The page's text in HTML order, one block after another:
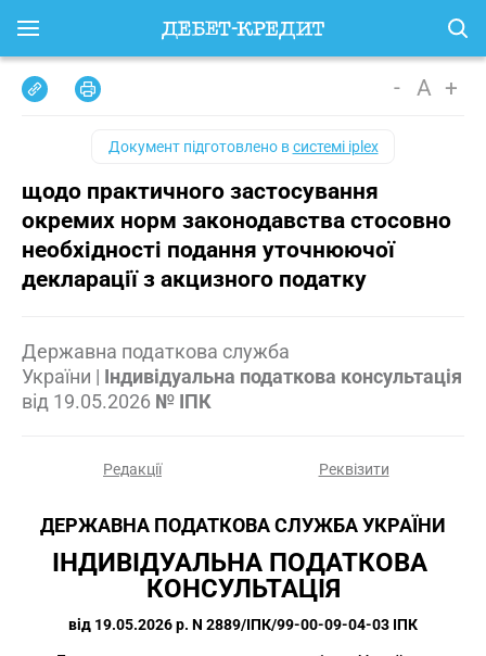
- A +
Документ підготовлено всистемі iplex
щодо практичного застосування
окремих норм законодавства стосовно
необхідності подання уточнюючої
декларації з акцизного податку
Державна податкова служба
України | Індивідуальна податкова консультація
від 19.05.2026 № ІПК
Редакції Реквізити
ДЕРЖАВНА ПОДАТКОВА СЛУЖБА УКРАЇНИ
ІНДИВІДУАЛЬНА ПОДАТКОВА
КОНСУЛЬТАЦІЯ
від 19.05.2026 р. N 2889/ІПК/99-00-09-04-03 ІПК